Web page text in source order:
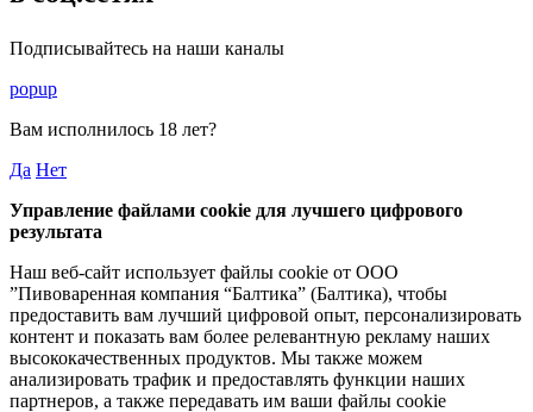
Подписывайтесь на наши каналы
popup
Вам исполнилось 18 лет?
Да Нет
Управление файлами cookie для лучшего цифрового
результата
Наш веб-сайт использует файлы cookie от ООО
”Пивоваренная компания “Балтика” (Балтика), чтобы
предоставить вам лучший цифровой опыт, персонализировать
контент и показать вам более релевантную рекламу наших
высококачественных продуктов. Мы также можем
анализировать трафик и предоставлять функции наших
партнеров, а также передавать им ваши файлы cookie